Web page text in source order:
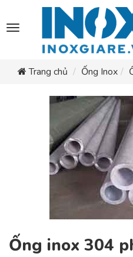
Toggle
navigation
Trang chủ
Ống Inox
Ống inox 304